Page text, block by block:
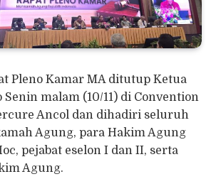
Pleno Kamar MA ditutup Ketua
Senin malam (10/11) di Convention
Ancol dan dihadiri seluruh
Agung, para Hakim Agung
pejabat eselon I dan II, serta
Agung.